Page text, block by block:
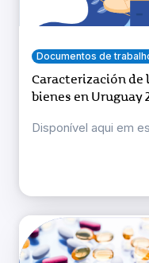
Documentos de
Caracterización de
bienes en Uruguay
Disponível aqui em